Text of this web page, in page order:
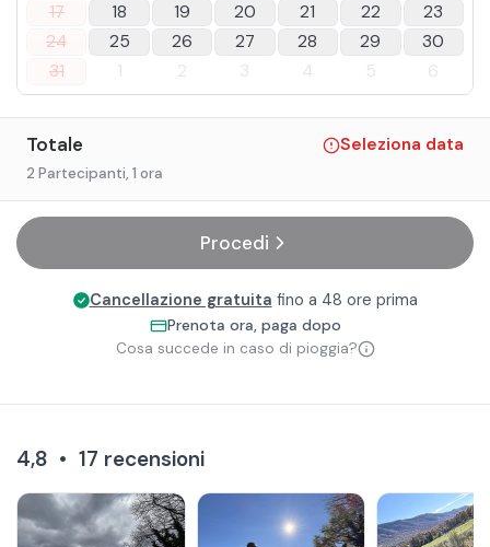
17
18 19 20 21 22
23
24
25 26 27 28 29
30
31
1 2 3 4 5 6
Totale Seleziona data
2 Partecipanti, 1 ora
Procedi
Cancellazione gratuita fino a 48 ore prima
Prenota ora, paga dopo
Cosa succede in caso di pioggia?
4,8 • 17 recensioni